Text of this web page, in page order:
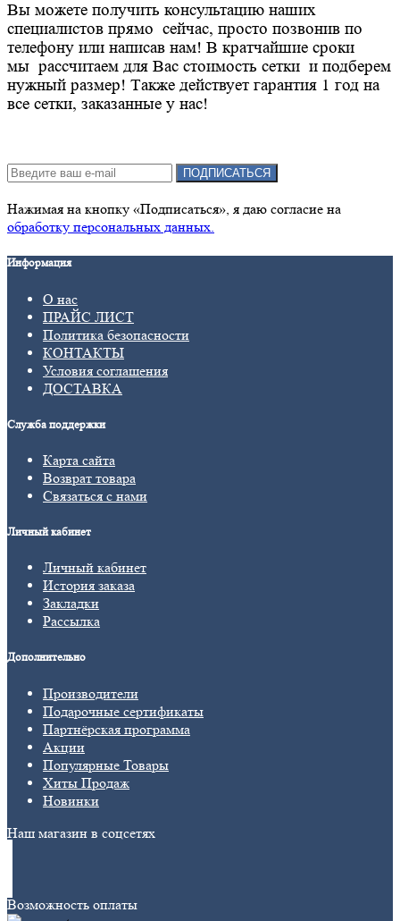
Вы можете получить консультацию наших
специалистов прямо сейчас, просто позвонив по
телефону или написав нам! В кратчайшие сроки
мы рассчитаем для Вас стоимость сетки и подберем
нужный размер! Также действует гарантия 1 год на
все сетки, заказанные у нас!
ПОДПИСАТЬСЯ
Нажимая на кнопку «Подписаться», я даю cогласие на
обработку персональных данных.
Информация
О нас
ПРАЙС ЛИСТ
Политика безопасности
КОНТАКТЫ
Условия соглашения
ДОСТАВКА
Служба поддержки
Карта сайта
Возврат товара
Связаться с нами
Личный кабинет
Личный кабинет
История заказа
Закладки
Рассылка
Дополнительно
Производители
Подарочные сертификаты
Партнёрская программа
Акции
Популярные Товары
Хиты Продаж
Новинки
Наш магазин в соцсетях
Возможность оплаты